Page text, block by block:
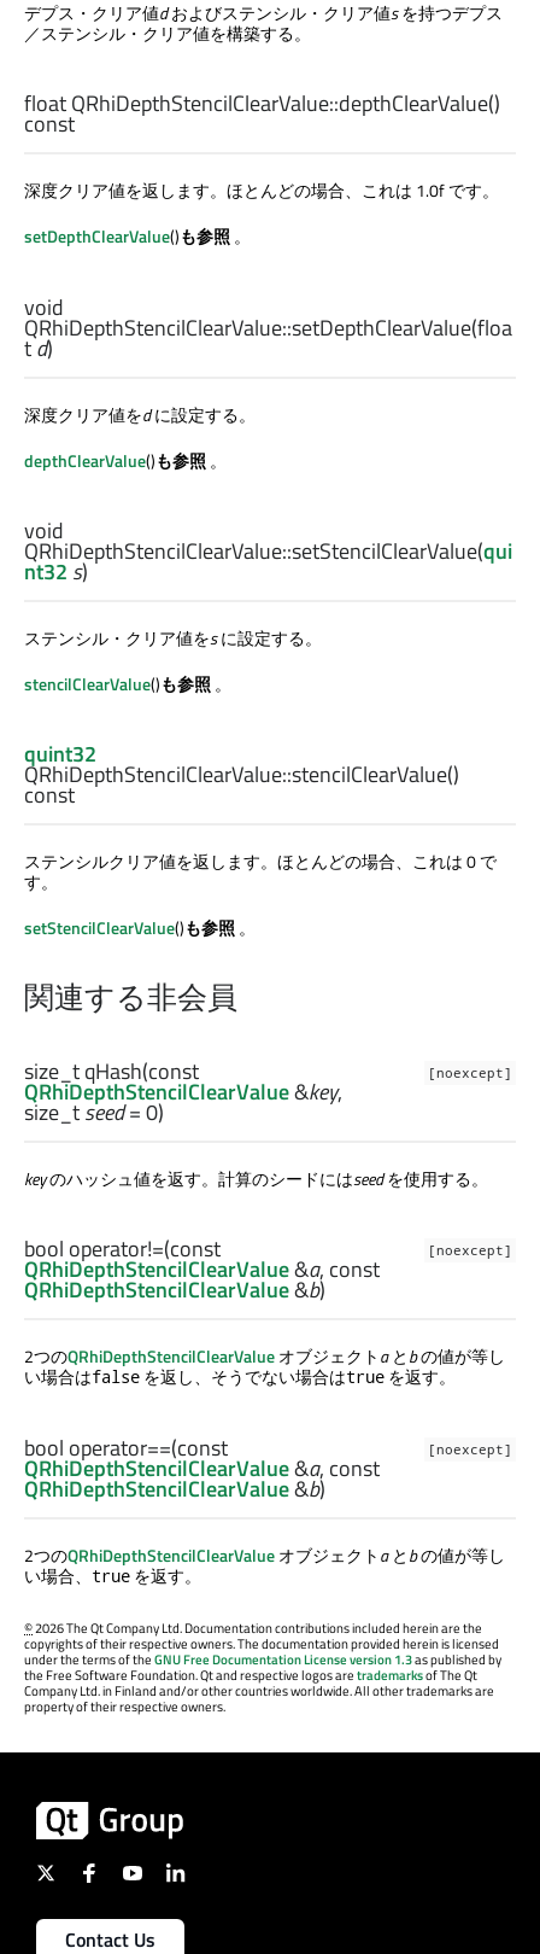
デプス・クリア値dおよびステンシル・クリア値sを持つデプス
／ステンシル・クリア値を構築する。
floatQRhiDepthStencilClearValue::depthClearValue()
const
深度クリア値を返します。ほとんどの場合、これは 1.0f です。
setDepthClearValue()も参照。
void
QRhiDepthStencilClearValue::setDepthClearValue(floa
td)
深度クリア値をdに設定する。
depthClearValue()も参照 。
void
QRhiDepthStencilClearValue::setStencilClearValue(qui
nt32 s)
ステンシル・クリア値をsに設定する。
stencilClearValue()も参照 。
quint32
QRhiDepthStencilClearValue::stencilClearValue()
const
ステンシルクリア値を返します。ほとんどの場合、これは 0 で
す。
setStencilClearValue()も参照 。
関連する非会員
[noexcept]
size_tqHash(const
QRhiDepthStencilClearValue&key,
size_tseed= 0)
keyのハッシュ値を返す。計算のシードにはseedを使用する。
[noexcept]
bool operator!=(const
QRhiDepthStencilClearValue&a, const
QRhiDepthStencilClearValue&b)
2つのQRhiDepthStencilClearValueオブジェクトaとbの値が等し
い場合はfalse を返し、そうでない場合はtrue を返す。
[noexcept]
bool operator==(const
QRhiDepthStencilClearValue&a, const
QRhiDepthStencilClearValue&b)
2つのQRhiDepthStencilClearValueオブジェクトaとbの値が等し
い場合、 true を返す。
©2026 The Qt Company Ltd. Documentation contributions included herein are the
copyrights of their respective owners. The documentation provided herein is licensed
under the terms of theGNU Free Documentation License version 1.3as published by
the Free Software Foundation. Qt and respective logos aretrademarksof The Qt
Company Ltd. in Finland and/or other countries worldwide. All other trademarks are
property of their respective owners.
Contact Us